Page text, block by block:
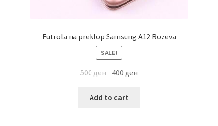
Futrola na preklop Samsung A12 Rozeva
SALE!
500ден 400ден
Add to cart